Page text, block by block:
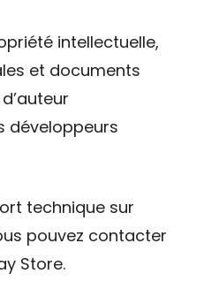
intellectuelle,
et documents
développeurs
technique sur
pouvez contacter
Store.